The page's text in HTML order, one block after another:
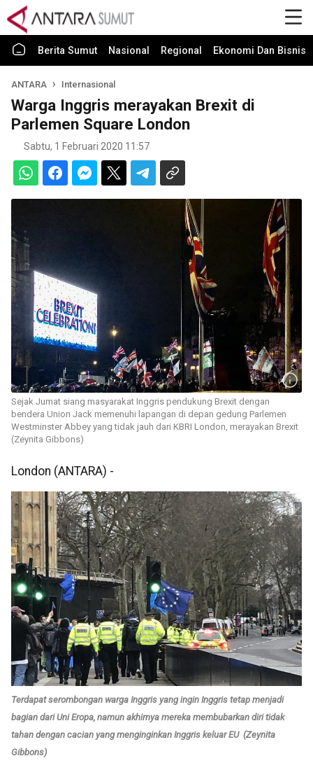
Berita Sumut Nasional Regional Ekonomi Dan Bisnis
ANTARA Internasional
Warga Inggris merayakan Brexit di
Parlemen Square London
Sabtu, 1 Februari 2020 11:57
Sejak Jumat siang masyarakat Inggris pendukung Brexit dengan
bendera Union Jack memenuhi lapangan di depan gedung Parlemen
Westminster Abbey yang tidak jauh dari KBRI London, merayakan Brexit
(Zeynita Gibbons)
London (ANTARA) -
Terdapat serombongan warga Inggris yang ingin Inggris tetap menjadi
bagian dari Uni Eropa, namun akhirnya mereka membubarkan diri tidak
tahan dengan cacian yang menginginkan Inggris keluar EU (Zeynita
Gibbons)